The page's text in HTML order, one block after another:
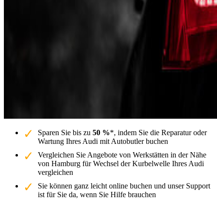
Sparen Sie bis zu 50 %*, indem Sie die Reparatur oder
Wartung Ihres Audi mit Autobutler buchen
Vergleichen Sie Angebote von Werkstätten in der Nähe
von Hamburg für Wechsel der Kurbelwelle Ihres Audi
vergleichen
Sie können ganz leicht online buchen und unser Support
ist für Sie da, wenn Sie Hilfe brauchen